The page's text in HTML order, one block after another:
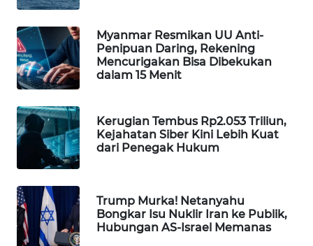
Myanmar Resmikan UU Anti-
Penipuan Daring, Rekening
Mencurigakan Bisa Dibekukan
dalam 15 Menit
Kerugian Tembus Rp2.053 Triliun,
Kejahatan Siber Kini Lebih Kuat
dari Penegak Hukum
Trump Murka! Netanyahu
Bongkar Isu Nuklir Iran ke Publik,
Hubungan AS-Israel Memanas
LAPAK
WAHANA
Wahana
Network
KONSUMEN
LISTRIK
MASYARAKAT
WALINKI
ID